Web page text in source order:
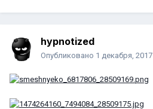
hypnotized
Опубликовано 1 декабря, 2017